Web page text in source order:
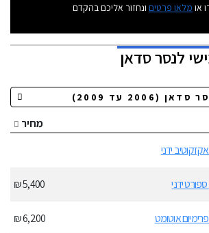
או מלאו פרטים ונחזור אליכם בהקדם
לנסר סדאן
מחיר
5,400 ₪
6,200 ₪